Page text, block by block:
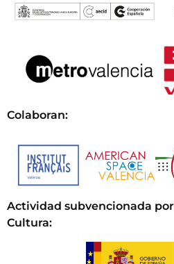
Colaboran:
Actividad subvencionada
Cultura: